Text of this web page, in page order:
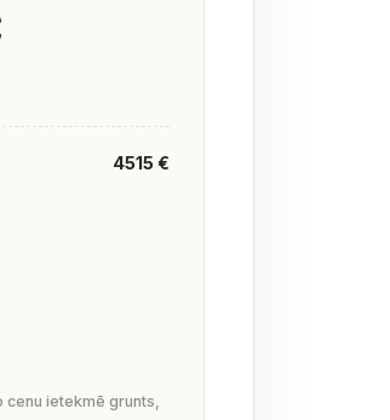
4515 €
ietekmē grunts,